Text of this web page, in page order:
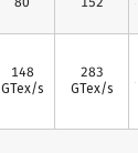
148
GTex/s
283
GTex/s